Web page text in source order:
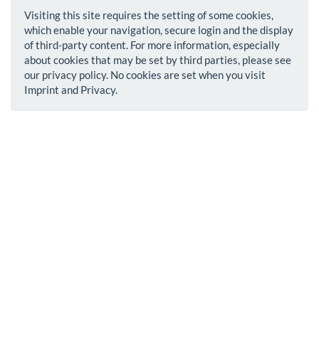
Visiting this site requires the setting of some cookies,
which enable your navigation, secure login and the display
of third-party content. For more information, especially
about cookies that may be set by third parties, please see
our privacy policy. No cookies are set when you visit
Imprint and Privacy.